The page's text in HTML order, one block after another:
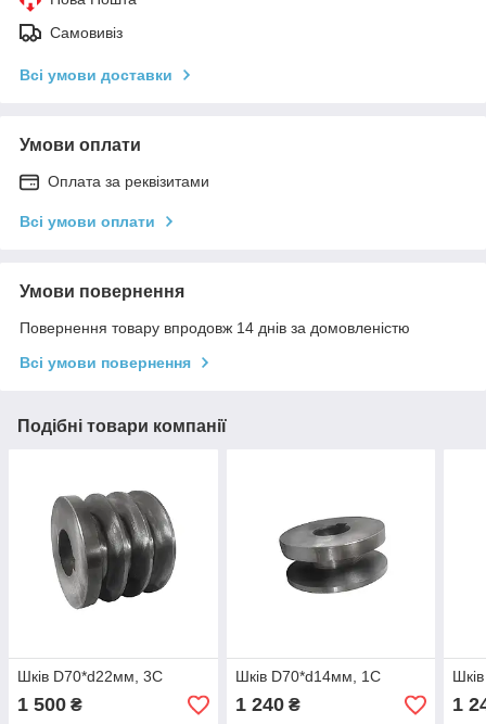
Самовивіз
Всі умови доставки
Умови оплати
Оплата за реквізитами
Всі умови оплати
Умови повернення
Повернення товару впродовж 14 днів за домовленістю
Всі умови повернення
Подібні товари компанії
Шків D70*d22мм, 3С
1 500 ₴
Шків D70*d14мм, 1С
1 240₴ 1